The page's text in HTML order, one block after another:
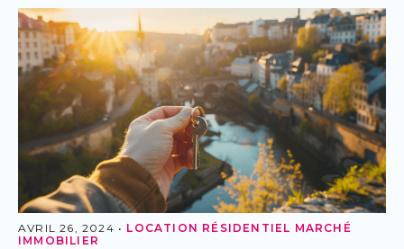
AVRIL 26, 2024 • LOCATION RÉSIDENTIEL MARCHÉ
IMMOBILIER